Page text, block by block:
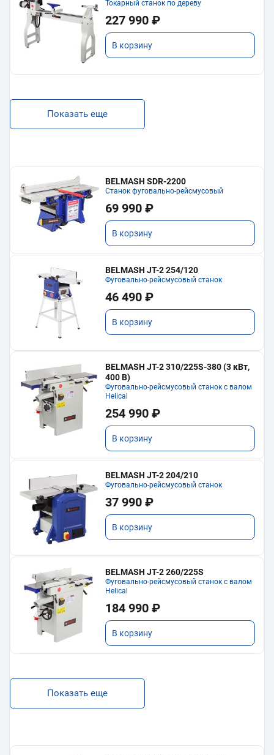
Токарный станок по дереву
227 990 ₽
В корзину
Показать еще
BELMASH SDR-2200
Станок фуговально-рейсмусовый
69 990 ₽
В корзину
BELMASH JT-2 254/120
Фуговально-рейсмусовый станок
46 490 ₽
В корзину
BELMASH JT-2 310/225S-380 (3 кВт,
400 В)
Фуговально-рейсмусовый станок с валом
Helical
254 990 ₽
В корзину
BELMASH JT-2 204/210
Фуговально-рейсмусовый станок
37 990 ₽
В корзину
BELMASH JT-2 260/225S
Фуговально-рейсмусовый станок с валом
Helical
184 990 ₽
В корзину
Показать еще